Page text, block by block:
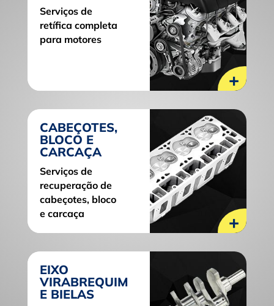
Serviços de
retífica completa
para motores
+
CABEÇOTES,
BLOCO E
CARCAÇA
Serviços de
recuperação de
cabeçotes, bloco
e carcaça
+
EIXO
VIRABREQUIM
E BIELAS